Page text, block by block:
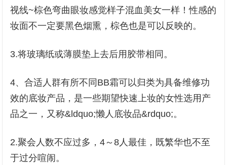
视线~棕色弯曲眼妆感觉样子混血美女一样！性感的
妆面不一定要黑色烟熏，棕色也是可以反映的。
3.将玻璃纸或薄膜垫上去后用胶带相同。
4、合适人群有所不同BB霜可以归类为具备维修功
效的底妆产品，是一些期望快速上妆的女性选用产
品之一，又称&ldquo;懒人底妆品&rdquo;。
2.聚会人数不应过多，4～8人最佳，既繁华也不至
于过分喧闹。